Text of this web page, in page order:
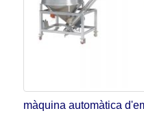
màquina automàtica